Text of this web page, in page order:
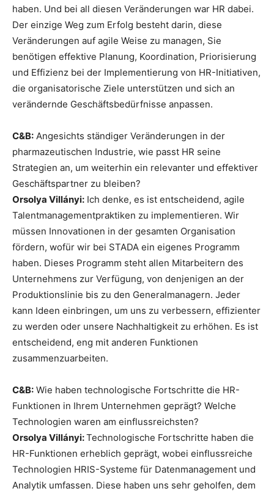
haben. Und bei all diesen Veränderungen war HR dabei.
Der einzige Weg zum Erfolg besteht darin, diese
Veränderungen auf agile Weise zu managen, Sie
benötigen effektive Planung, Koordination, Priorisierung
und Effizienz bei der Implementierung von HR-Initiativen,
die organisatorische Ziele unterstützen und sich an
verändernde Geschäftsbedürfnisse anpassen.
C&B: Angesichts ständiger Veränderungen in der
pharmazeutischen Industrie, wie passt HR seine
Strategien an, um weiterhin ein relevanter und effektiver
Geschäftspartner zu bleiben?
Orsolya Villányi: Ich denke, es ist entscheidend, agile
Talentmanagementpraktiken zu implementieren. Wir
müssen Innovationen in der gesamten Organisation
fördern, wofür wir bei STADA ein eigenes Programm
haben. Dieses Programm steht allen Mitarbeitern des
Unternehmens zur Verfügung, von denjenigen an der
Produktionslinie bis zu den Generalmanagern. Jeder
kann Ideen einbringen, um uns zu verbessern, effizienter
zu werden oder unsere Nachhaltigkeit zu erhöhen. Es ist
entscheidend, eng mit anderen Funktionen
zusammenzuarbeiten.
C&B: Wie haben technologische Fortschritte die HR-
Funktionen in Ihrem Unternehmen geprägt? Welche
Technologien waren am einflussreichsten?
Orsolya Villányi:Technologische Fortschritte haben die
HR-Funktionen erheblich geprägt, wobei einflussreiche
Technologien HRIS-Systeme für Datenmanagement und
Analytik umfassen. Diese haben uns sehr geholfen, dem